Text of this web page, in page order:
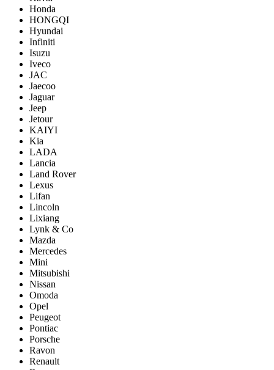
Honda
HONGQI
Hyundai
Infiniti
Isuzu
Iveco
JAC
Jaecoo
Jaguar
Jeep
Jetour
KAIYI
Kia
LADA
Lancia
Land Rover
Lexus
Lifan
Lincoln
Lixiang
Lynk & Co
Mazda
Mercedes
Mini
Mitsubishi
Nissan
Omoda
Opel
Peugeot
Pontiac
Porsсhe
Ravon
Renault